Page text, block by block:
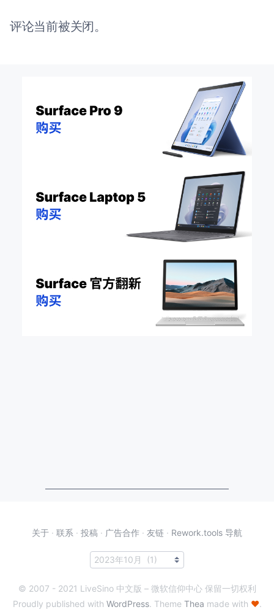
评论当前被关闭。
关于 · 联系 · 投稿 · 广告合作 · 友链 · Rework.tools 导航
© 2007 - 2021 LiveSino 中文版 – 微软信仰中心 保留一切权利
Proudly published with WordPress. Theme Thea made with ♥.